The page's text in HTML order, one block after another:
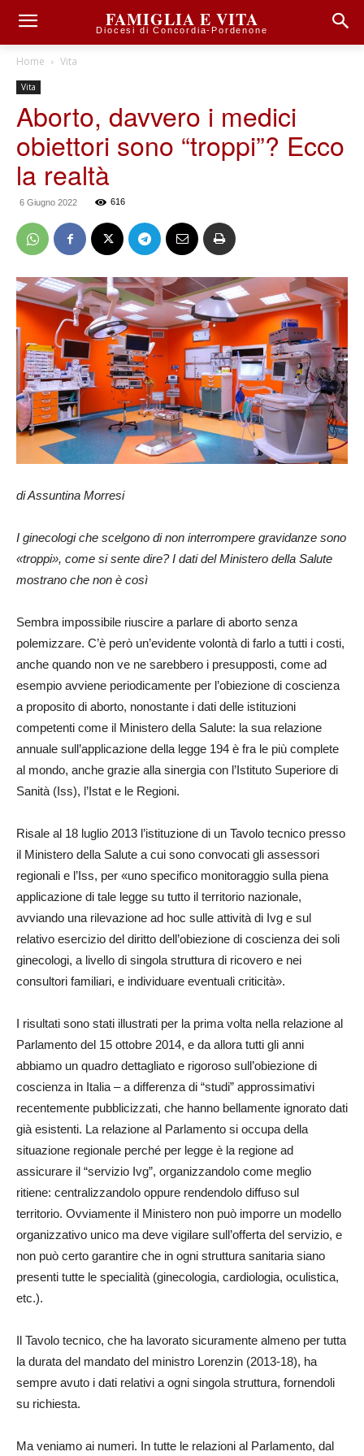
FAMIGLIA E VITA
Diocesi di Concordia-Pordenone
Home Vita
Vita
Aborto, davvero i medici
obiettori sono “troppi”? Ecco
la realtà
6 Giugno 2022 616
di Assuntina Morresi
I ginecologi che scelgono di non interrompere gravidanze sono
«troppi», come si sente dire? I dati del Ministero della Salute
mostrano che non è così
Sembra impossibile riuscire a parlare di aborto senza
polemizzare. C’è però un’evidente volontà di farlo a tutti i costi,
anche quando non ve ne sarebbero i presupposti, come ad
esempio avviene periodicamente per l’obiezione di coscienza
a proposito di aborto, nonostante i dati delle istituzioni
competenti come il Ministero della Salute: la sua relazione
annuale sull’applicazione della legge 194 è fra le più complete
al mondo, anche grazie alla sinergia con l’Istituto Superiore di
Sanità (Iss), l’Istat e le Regioni.
Risale al 18 luglio 2013 l’istituzione di un Tavolo tecnico presso
il Ministero della Salute a cui sono convocati gli assessori
regionali e l’Iss, per «uno specifico monitoraggio sulla piena
applicazione di tale legge su tutto il territorio nazionale,
avviando una rilevazione ad hoc sulle attività di Ivg e sul
relativo esercizio del diritto dell’obiezione di coscienza dei soli
ginecologi, a livello di singola struttura di ricovero e nei
consultori familiari, e individuare eventuali criticità».
I risultati sono stati illustrati per la prima volta nella relazione al
Parlamento del 15 ottobre 2014, e da allora tutti gli anni
abbiamo un quadro dettagliato e rigoroso sull’obiezione di
coscienza in Italia – a differenza di “studi” approssimativi
recentemente pubblicizzati, che hanno bellamente ignorato dati
già esistenti. La relazione al Parlamento si occupa della
situazione regionale perché per legge è la regione ad
assicurare il “servizio Ivg”, organizzandolo come meglio
ritiene: centralizzandolo oppure rendendolo diffuso sul
territorio. Ovviamente il Ministero non può imporre un modello
organizzativo unico ma deve vigilare sull’offerta del servizio, e
non può certo garantire che in ogni struttura sanitaria siano
presenti tutte le specialità (ginecologia, cardiologia, oculistica,
etc.).
Il Tavolo tecnico, che ha lavorato sicuramente almeno per tutta
la durata del mandato del ministro Lorenzin (2013-18), ha
sempre avuto i dati relativi a ogni singola struttura, fornendoli
su richiesta.
Ma veniamo ai numeri. In tutte le relazioni al Parlamento, dal